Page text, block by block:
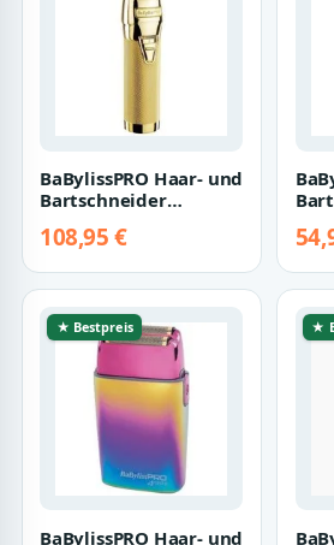
BaBylissPRO Haar- und
Bartschneider
Skeleton Tri…
108,95 €
★ Bestpreis
BaBylissPRO Haar- und
★